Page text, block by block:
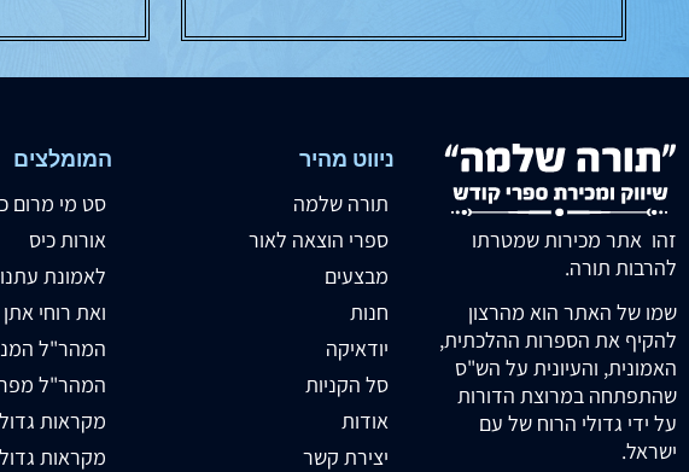
זהו אתר מכירות שמטרתו
להרבות תורה.
שמו של האתר הוא מהרצון
להקיף את הספרות ההלכתית,
האמונית, והעיונית על הש"ס
שהתפתחה במרוצת הדורות
על ידי גדולי הרוח של עם
ישראל.
ניווט מהיר
תורה שלמה
ספרי הוצאה לאור
מבצעים
חנות
יודאיקה
סל הקניות
אודות
יצירת קשר
המומלצים
סט מי מרום
אורות כיס
לאמונת עתנו
ואת רוחי
המהר"ל
המהר"ל
מקראות
מקראות